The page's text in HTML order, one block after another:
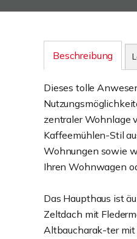
Beschreibung
Dieses tolle
zentraler Wohnlage
Kaffeemühlen-Stil
Wohnungen sowie
Ihren Wohnwagen
Das Haupthaus ist
Zeltdach mit
Altbaucharak-ter mit